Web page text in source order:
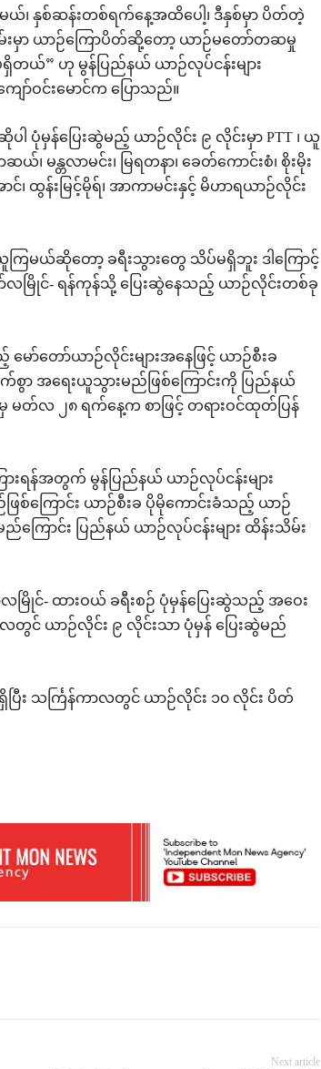
ယ်၊ နှစ်ဆန်းတစ်ရက်နေ့အထိပေါ့၊ ဒီနှစ်မှာ ပိတ်တဲ့
မှာ ယာဉ်ကြောပိတ်ဆို့တော့ ယာဉ်မတော်တဆမှု
ယ်” ဟု မွန်ပြည်နယ် ယာဉ်လုပ်ငန်းများ
ော်ဝင်းမောင်က ပြောသည်။
ါ ပုံမှန်ပြေးဆွဲမည့် ယာဉ်လိုင်း ၉ လိုင်းမှာ PTT ၊ ယူ
ဆယ်၊ မန္တလာမင်း၊ မြရတနာ၊ ခေတ်ကောင်းစံ၊ စိုးမိုး
င်၊ ထွန်းမြင့်မိုရ်၊ အာကာမင်းနှင့် မိဟာရယာဉ်လိုင်း
မယ်ဆိုတော့ ခရီးသွားတွေ သိပ်မရှိဘူး ဒါကြောင့်
ော်လမြိုင်- ရန်ကုန်သို့ ပြေးဆွဲနေသည့် ယာဉ်လိုင်းတစ်ခု
ာ်တော်ယာဉ်လိုင်းများအနေဖြင့် ယာဉ်စီးခ
ာက်စွာ အရေးယူသွားမည်ဖြစ်ကြောင်းကို ပြည်နယ်
မတ်လ ၂၈ ရက်နေ့က စာဖြင့် တရားဝင်ထုတ်ပြန်
ရန်အတွက် မွန်ပြည်နယ် ယာဉ်လုပ်ငန်းများ
စ်ကြောင်း ယာဉ်စီးခ ပိုမိုကောင်းခံသည့် ယာဉ်
ြောင်း ပြည်နယ် ယာဉ်လုပ်ငန်းများ ထိန်းသိမ်း
ြိုင်- ထားဝယ် ခရီးစဉ် ပုံမှန်ပြေးဆွဲသည့် အဝေး
ာလတွင် ယာဉ်လိုင်း ၉ လိုင်းသာ ပုံမှန် ပြေးဆွဲမည်
ြီး သင်္ကြန်ကာလတွင် ယာဉ်လိုင်း ၁၀ လိုင်း ပိတ်
Next article